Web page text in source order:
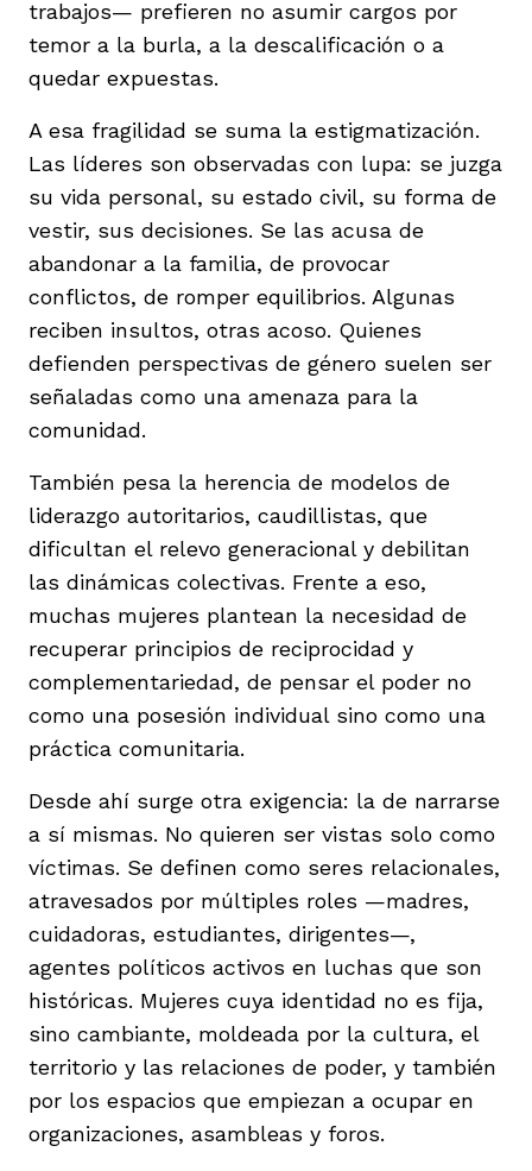
trabajos— prefieren no asumir cargos por
temor a la burla, a la descalificación o a
quedar expuestas.
A esa fragilidad se suma la estigmatización.
Las líderes son observadas con lupa: se juzga
su vida personal, su estado civil, su forma de
vestir, sus decisiones. Se las acusa de
abandonar a la familia, de provocar
conflictos, de romper equilibrios. Algunas
reciben insultos, otras acoso. Quienes
defienden perspectivas de género suelen ser
señaladas como una amenaza para la
comunidad.
También pesa la herencia de modelos de
liderazgo autoritarios, caudillistas, que
dificultan el relevo generacional y debilitan
las dinámicas colectivas. Frente a eso,
muchas mujeres plantean la necesidad de
recuperar principios de reciprocidad y
complementariedad, de pensar el poder no
como una posesión individual sino como una
práctica comunitaria.
Desde ahí surge otra exigencia: la de narrarse
a sí mismas. No quieren ser vistas solo como
víctimas. Se definen como seres relacionales,
atravesados por múltiples roles —madres,
cuidadoras, estudiantes, dirigentes—,
agentes políticos activos en luchas que son
históricas. Mujeres cuya identidad no es fija,
sino cambiante, moldeada por la cultura, el
territorio y las relaciones de poder, y también
por los espacios que empiezan a ocupar en
organizaciones, asambleas y foros.